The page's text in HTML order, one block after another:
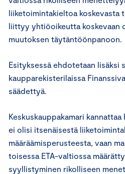
liiketoimintakieltoa koskevasta
liittyy yhtiöoikeutta koskevaan
muutoksen täytäntöönpanoon.
Esityksessä ehdotetaan lisäksi
kaupparekisterilaissa
säädettyä.
Keskuskauppakamari
ei olisi itsenäisestä
määräämisperusteesta, vaan
toisessa ETA-valtiossa
syyllistyminen rikolliseen